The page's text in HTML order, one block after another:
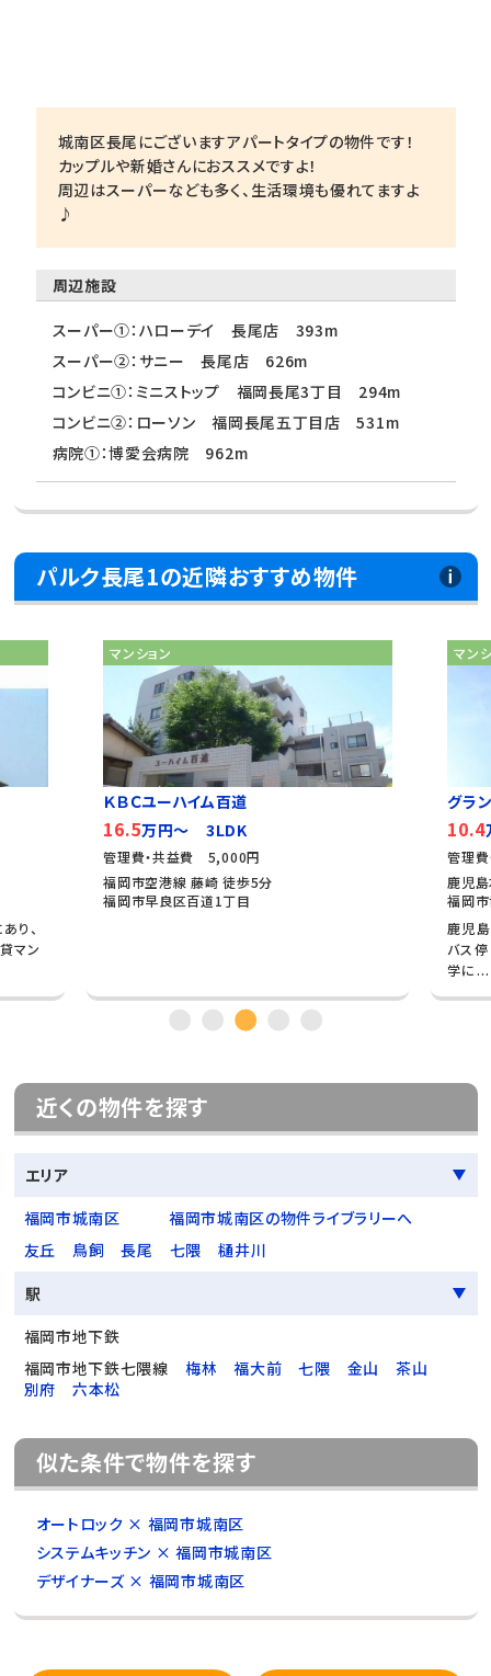
城南区長尾にございますアパートタイプの物件です！
カップルや新婚さんにおススメですよ！
周辺はスーパーなども多く、生活環境も優れてますよ
♪
周辺施設
スーパー①：ハローデイ 長尾店 393m
スーパー②：サニー 長尾店 626m
コンビニ①：ミニストップ 福岡長尾3丁目 294m
コンビニ②：ローソン 福岡長尾五丁目店 531m
病院①：博愛会病院 962m
パルク長尾1の近隣おすすめ物件
り、
マン
マンション
ＫＢＣユーハイム百道
16.5万円～ 3LDK
管理費・共益費 5,000円
福岡市空港線 藤崎 徒歩5分
福岡市早良区百道1丁目
マン
グラ
10.4
管理
鹿児
福岡
鹿児
バス
学に...
近くの物件を探す
エリア
福岡市城南区
福岡市城南区の物件ライブラリーへ
友丘
鳥飼 長尾 七隈
樋井川
駅
福岡市地下鉄
福岡市地下鉄七隈線
梅林 福大前 七隈 金山
茶山
別府
六本松
似た条件で物件を探す
オートロック × 福岡市城南区
システムキッチン × 福岡市城南区
デザイナーズ × 福岡市城南区